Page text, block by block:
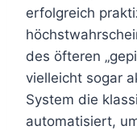
erfolgreich
des öfteren
vielleicht sogar
System die
automatisiert,